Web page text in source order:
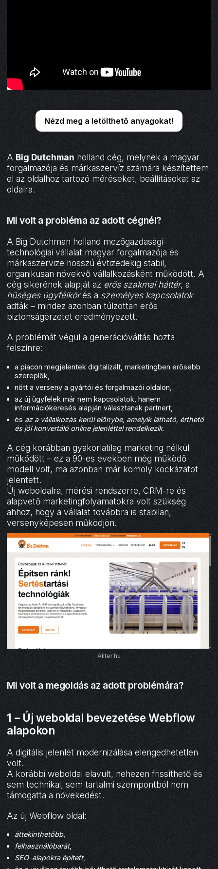
Nézd meg a letölthető anyagokat!
A Big Dutchman holland cég, melynek a magyar
forgalmazója és márkaszervíz számára készítettem
el az oldalhoz tartozó méréseket, beállításokat az
oldalra.
Mi volt a probléma az adott cégnél?
A Big Dutchman holland mezőgazdasági-
technológiai vállalat magyar forgalmazója és
márkaszervize hosszú évtizedekig stabil,
organikusan növekvő vállalkozásként működött. A
cég sikerének alapját az erős szakmai háttér, a
hűséges ügyfélkörés a személyes kapcsolatok
adták – mindez azonban túlzottan erős
biztonságérzetet eredményezett.
A problémát végül a generációváltás hozta
felszínre:
a piacon megjelentek digitalizált, marketingben erősebb
szereplők,
nőtt a verseny a gyártói és forgalmazói oldalon,
az új ügyfelek már nem kapcsolatok, hanem
információkeresés alapján választanak partnert,
és az a vállalkozás kerül előnybe, amelyik látható, érthető
és jól konvertáló online jelenléttel rendelkezik.
A cég korábban gyakorlatilag marketing nélkül
működött – ez a 90-es években még működő
modell volt, ma azonban már komoly kockázatot
jelentett.
Új weboldalra, mérési rendszerre, CRM-re és
alapvető marketingfolyamatokra volt szükség
ahhoz, hogy a vállalat továbbra is stabilan,
versenyképesen működjön.
Aliter.hu
Mi volt a megoldás az adott problémára?
1 – Új weboldal bevezetése Webflow
alapokon
A digitális jelenlét modernizálása elengedhetetlen
volt.
A korábbi weboldal elavult, nehezen frissíthető és
sem technikai, sem tartalmi szempontból nem
támogatta a növekedést.
Az új Webflow oldal:
áttekinthetőbb,
felhasználóbarát,
SEO-alapokra épített,